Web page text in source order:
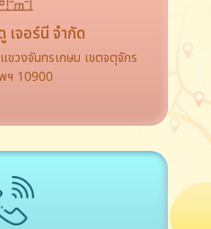
เจอร์นี จำกัด
วงจันทรเกษม เขตจตุจักร
ฯ 10900